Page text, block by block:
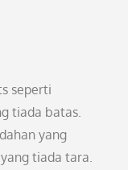
seperti
tiada batas.
yang
tiada tara.